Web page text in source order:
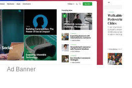
Ad Banner